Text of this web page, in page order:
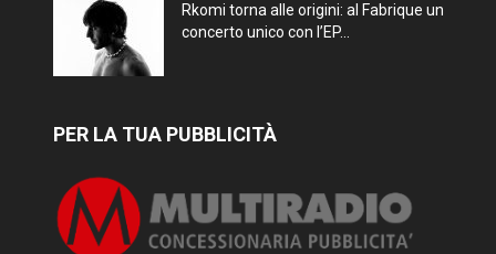
Rkomi torna alle origini: al Fabrique un
concerto unico con l’EP...
PER LA TUA PUBBLICITÀ